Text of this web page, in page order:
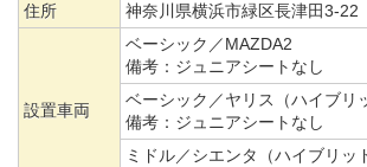
住所 神奈川県横浜市緑区長津田3-22
設置車両
ベーシック／MAZDA2
備考： ジュニアシートなし
ベーシック／ヤリス（ハイブリ
備考： ジュニアシートなし
ミドル／シエンタ（ハイブリッ